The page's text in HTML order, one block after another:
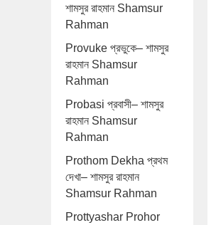
শামসুর রাহমান Shamsur
Rahman
Provuke প্রভুকে– শামসুর
রাহমান Shamsur
Rahman
Probasi প্রবাসী– শামসুর
রাহমান Shamsur
Rahman
Prothom Dekha প্রথম
দেখা– শামসুর রাহমান
Shamsur Rahman
Prottyashar Prohor